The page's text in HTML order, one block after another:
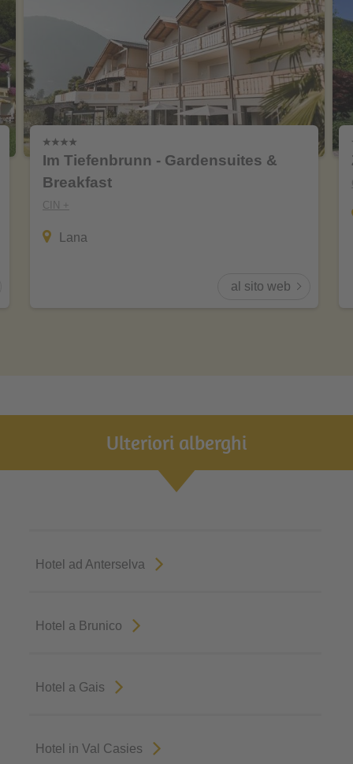
Im Tiefenbrunn - Gardensuites &
Breakfast
CIN +
Lana
al sito web
Ulteriori alberghi
Hotel ad Anterselva
Hotel a Brunico
Hotel a Gais
Hotel in Val Casies